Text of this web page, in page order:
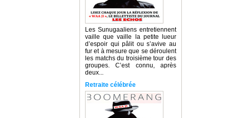
Les Sunugaaliens entretiennent
vaille que vaille la petite lueur
d’espoir qui pâlit ou s’avive au
fur et à mesure que se déroulent
les matchs du troisième tour des
groupes. C’est connu, après
deux...
Retraite célébrée